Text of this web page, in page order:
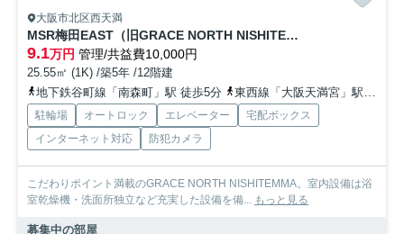
大阪市北区西天満
MSR梅田EAST（旧GRACE NORTH NISHITEMMA）
9.1万円 管理/共益費10,000円
25.55㎡ (1K) /築5年 /12階建
地下鉄谷町線「南森町」駅 徒歩5分
東西線「大阪天満宮」駅 徒歩8分
駐輪場 オートロック エレベーター
宅配ボックス
インターネット対応
防犯カメラ
こだわりポイント満載のGRACE NORTH NISHITEMMA。室内設備は浴
室乾燥機・洗面所独立など充実した設備を備... もっと見る
募集中の部屋